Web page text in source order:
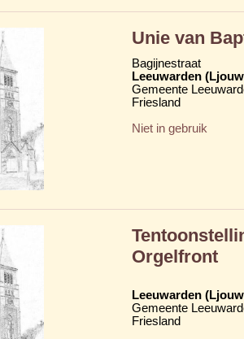
Unie van
Bagijnestraat
Leeuwarden
Gemeente
Friesland
Niet in gebruik
Orgelfront
Leeuwarden
Gemeente
Friesland